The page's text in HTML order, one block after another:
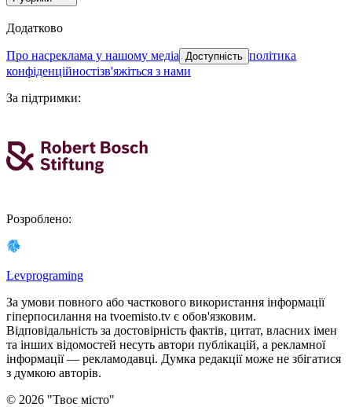
Додатково
про насреклама у нашому медіа Доступність політика
конфіденційностізв'яжіться з нами
За підтримки:
Розроблено:
Levprograming
За умови повного або часткового використання iнформацiї
гіперпосилання на tvoemisto.tv є обов'язковим.
Відповідальність за достовірність фактів, цитат, власних імен
та інших відомостей несуть автори публікацій, а рекламної
інформації — рекламодавці. Думка редакцiї може не збiгатися
з думкою авторiв.
© 2026 "Твоє місто"